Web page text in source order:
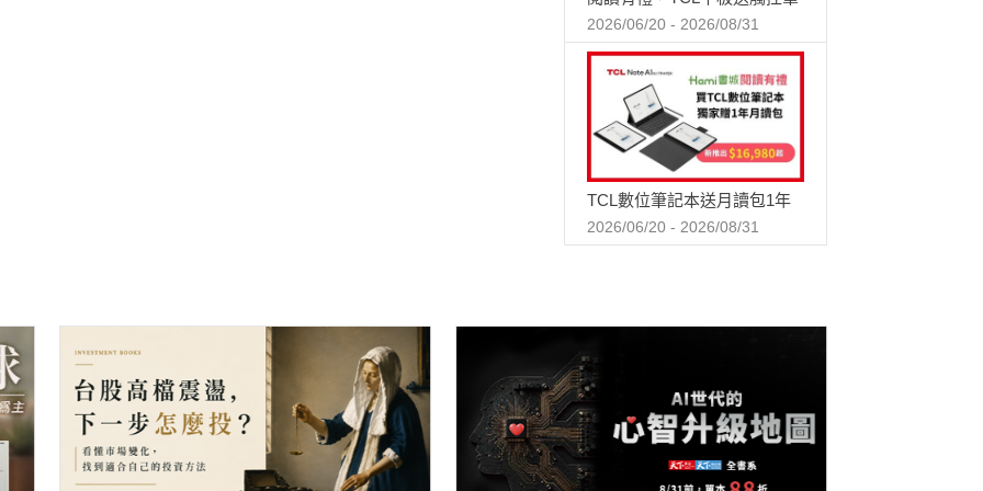
2026/06/20 - 2026/08/31
TCL數位筆記本送月讀包1年
2026/06/20 - 2026/08/31